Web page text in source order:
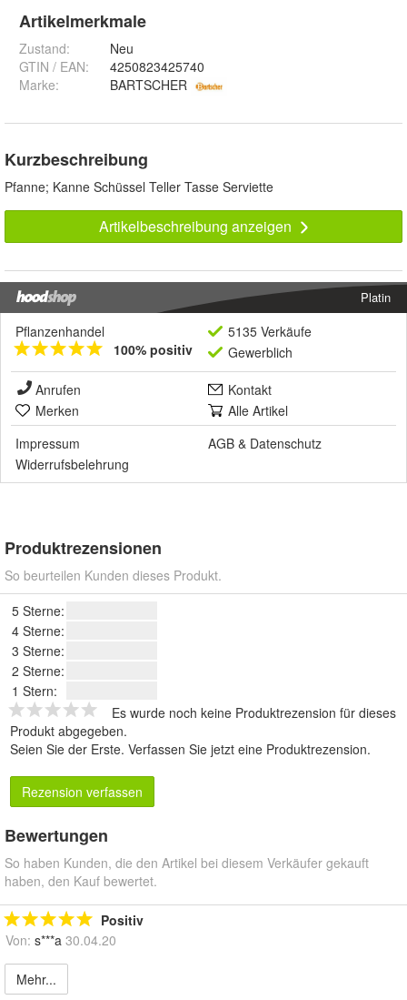
Artikelmerkmale
Zustand:
Neu
GTIN / EAN:
4250823425740
Marke:
BARTSCHER
Kurzbeschreibung
Pfanne; Kanne Schüssel Teller Tasse Serviette
Artikelbeschreibung anzeigen
Platin
Pflanzenhandel
100% positiv
5135 Verkäufe
Gewerblich
Anrufen
Kontakt
Merken
Alle Artikel
Impressum
AGB & Datenschutz
Widerrufsbelehrung
Produktrezensionen
So beurteilen Kunden dieses Produkt.
5 Sterne:
4 Sterne:
3 Sterne:
2 Sterne:
1 Stern:
Es wurde noch keine Produktrezension für dieses
Produkt abgegeben.
Seien Sie der Erste. Verfassen Sie jetzt eine Produktrezension.
Rezension verfassen
Bewertungen
So haben Kunden, die den Artikel bei diesem Verkäufer gekauft
haben, den Kauf bewertet.
Positiv
Von: s***a 30.04.20
Mehr...